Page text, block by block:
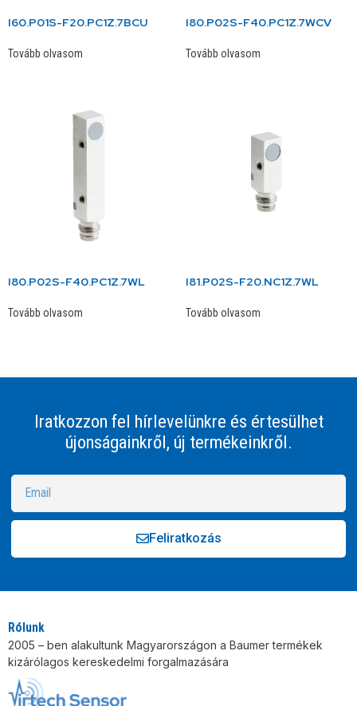
I60.P01S-F20.PC1Z.7BCU
Tovább olvasom
I80.P02S-F40.PC1Z.7WCV
Tovább olvasom
I80.P02S-F40.PC1Z.7WL
Tovább olvasom
I81.P02S-F20.NC1Z.7WL
Tovább olvasom
Iratkozzon fel hírlevelünkre és értesülhet
újonságainkről, új termékeinkről.
Feliratkozás
Rólunk
2005 – ben alakultunk Magyarországon a Baumer termékek
kizárólagos kereskedelmi forgalmazására